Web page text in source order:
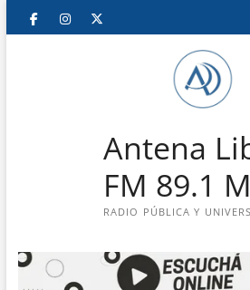
Saltar
FacebookInstagram
Antena
FM 89.1
RADIO PÚBLICA Y